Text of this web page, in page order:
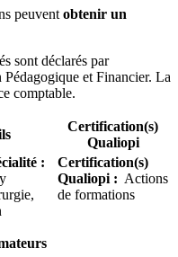
peuvent obtenir un
sont déclarés par
et Financier. La
comptable.
Certification(s)
Qualiopi
:
Certification(s)
Qualiopi : Actions
de formations